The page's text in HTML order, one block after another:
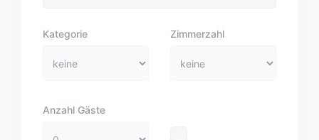
Kategorie Zimmerzahl
Anzahl Gäste